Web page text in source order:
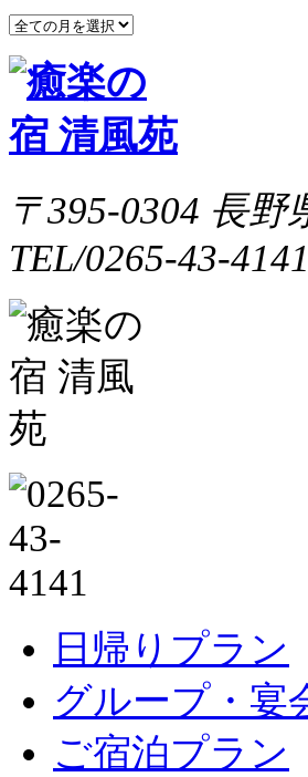
〒395-0304 長
TEL/0265-43-
日帰りプラン
グループ・宴
ご宿泊プラン